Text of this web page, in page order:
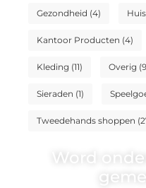
Gezondheid (4)
Kantoor Producten (4)
Kleding (11) Overig
Sieraden (1)
Tweedehands shoppen
Word